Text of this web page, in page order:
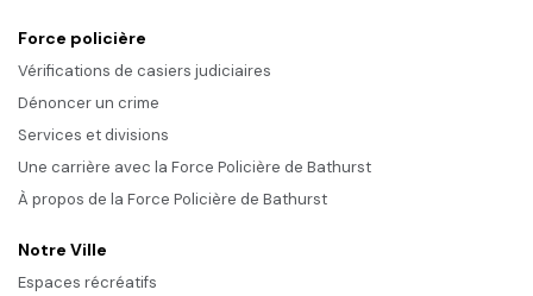
Force policière
Vérifications de casiers judiciaires
Dénoncer un crime
Services et divisions
Une carrière avec la Force Policière de Bathurst
À propos de la Force Policière de Bathurst
Notre Ville
Espaces récréatifs